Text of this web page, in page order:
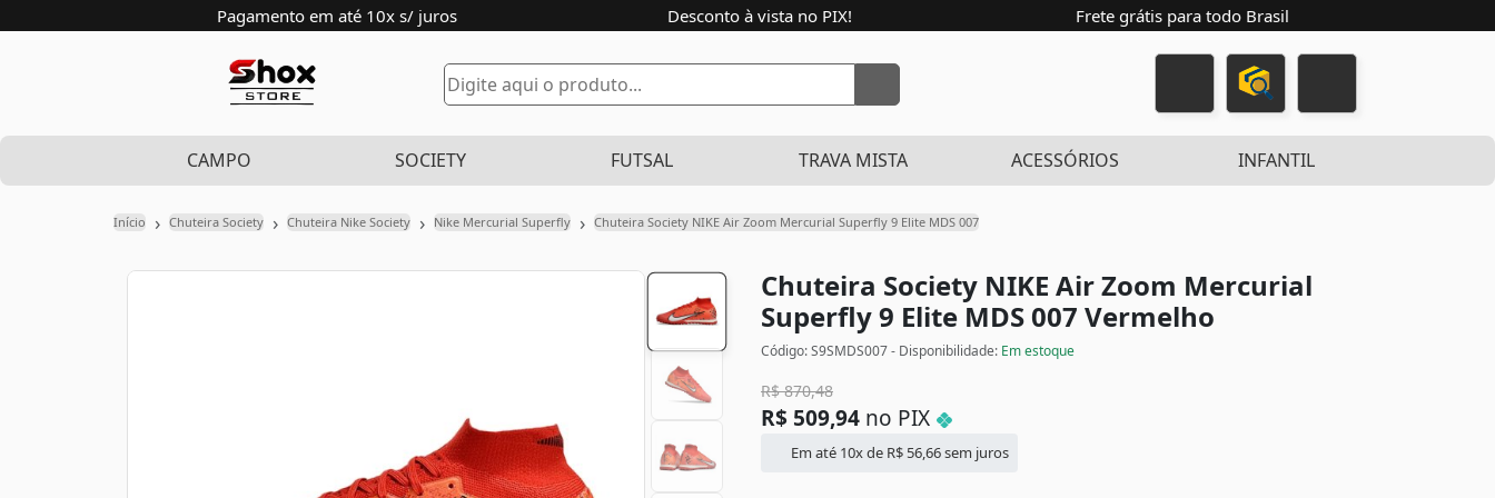
Pagamento em até 10x s/ juros Desconto à vista no PIX! Frete grátis para todo Brasil
CAMPO SOCIETY FUTSAL TRAVA MISTA ACESSÓRIOS INFANTIL
Início › Chuteira Society › Chuteira Nike Society › Nike Mercurial Superfly › Chuteira Society NIKE Air Zoom Mercurial Superfly 9 Elite MDS 007
Chuteira Society NIKE Air Zoom Mercurial
Superfly 9 Elite MDS 007 Vermelho
Código: S9SMDS007 - Disponibilidade: Em estoque
R$870,48
R$ 509,94 no PIX
Em até 10x de R$ 56,66sem juros